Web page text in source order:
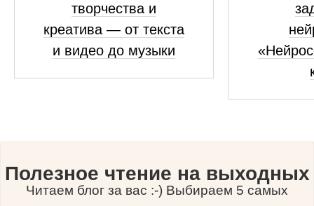
творчества и
креатива — от текста
и видео до музыки
Полезное чтение на выходных
Читаем блог за вас :-) Выбираем 5 самых